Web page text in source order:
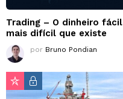
Trading – O dinheiro fácil
mais difícil que existe
por Bruno Pondian